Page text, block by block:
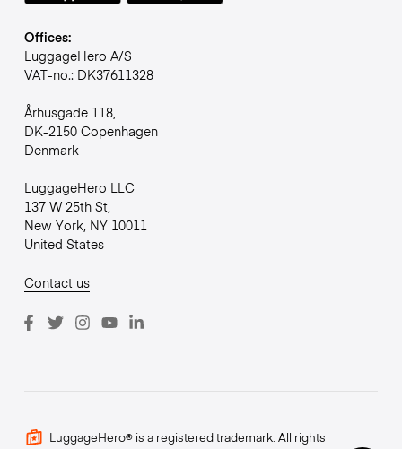
Offices:
LuggageHero A/S
VAT-no.: DK37611328
Århusgade 118,
DK-2150 Copenhagen
Denmark
LuggageHero LLC
137 W 25th St,
New York, NY 10011
United States
Contact us
LuggageHero® is a registered trademark. All rights